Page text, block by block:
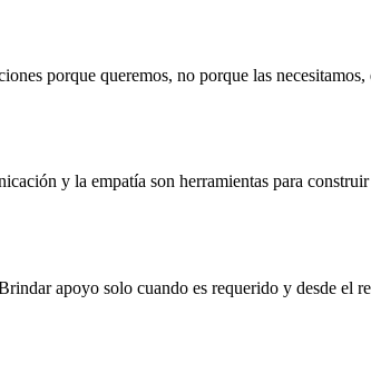
porque queremos, no porque las
y la empatía son herramientas para
apoyo solo cuando es requerido y desde el